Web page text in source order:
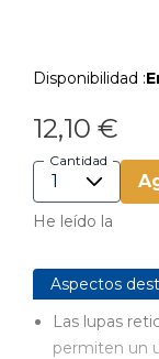
Disponibilidad :
12,10 €
Cantidad
He leído la
Aspectos
Las lupas
permiten un